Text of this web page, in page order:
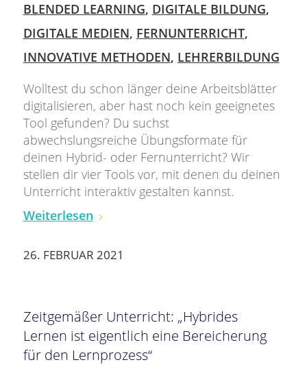
BLENDED LEARNING, DIGITALE BILDUNG,
DIGITALE MEDIEN, FERNUNTERRICHT,
INNOVATIVE METHODEN, LEHRERBILDUNG
Wolltest du schon länger deine Arbeitsblätter
digitalisieren, aber hast noch kein geeignetes
Tool gefunden? Du suchst
abwechslungsreiche Übungsformate für
deinen Hybrid- oder Fernunterricht? Wir
stellen dir vier Tools vor, mit denen du deinen
Unterricht interaktiv gestalten kannst.
Weiterlesen
26. FEBRUAR 2021
Zeitgemäßer Unterricht: „Hybrides
Lernen ist eigentlich eine Bereicherung
für den Lernprozess“